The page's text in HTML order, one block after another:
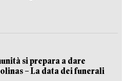
si prepara a dare
– La data dei funerali